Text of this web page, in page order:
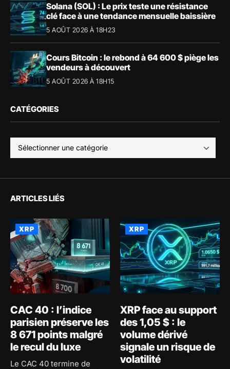
Solana (SOL) : Le prix teste une résistance
clé face à une tendance mensuelle baissière
5 AOÛT 2026 À 18H23
Cours Bitcoin : le rebond à 64 600 $ piège les
vendeurs à découvert
5 AOÛT 2026 À 18H15
CATÉGORIES
ARTICLES LIÉS
XRP
CAC 40 : l’indice
parisien préserve les
8 671 points malgré
le recul du luxe
Le CAC 40 termine de
XRP
XRP face au support
des 1,05 $ : le
volume dérivé
signale un risque de
volatilité